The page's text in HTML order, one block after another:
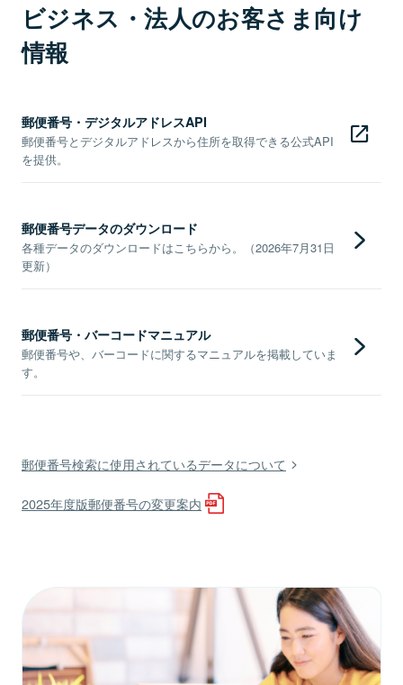
ビジネス・法人のお客さま向け
情報
郵便番号・デジタルアドレスAPI
郵便番号とデジタルアドレスから住所を取得できる公式API
を提供。
郵便番号データのダウンロード
各種データのダウンロードはこちらから。（2026年7月31日
更新）
郵便番号・バーコードマニュアル
郵便番号や、バーコードに関するマニュアルを掲載していま
す。
郵便番号検索に使用されているデータについて
2025年度版郵便番号の変更案内